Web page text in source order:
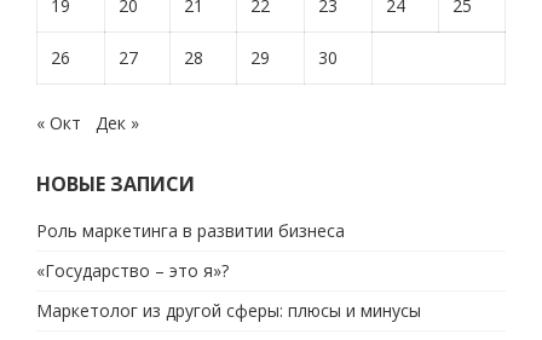
19 20 21 22 23 24 25
26 27 28 29 30
« Окт Дек »
НОВЫЕ ЗАПИСИ
Роль маркетинга в развитии бизнеса
«Государство – это я»?
Маркетолог из другой сферы: плюсы и минусы